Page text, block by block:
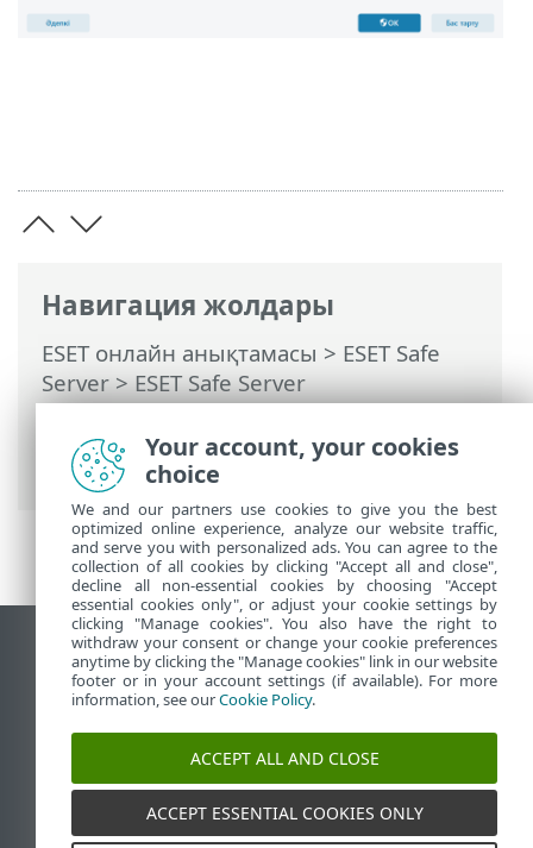
Навигация жолдары
ESET онлайн анықтамасы > ESET Safe
Server>ESET Safe Server
бағдарламасымен жұмыс істеу>
Кеңейтілген орнату>Пайдаланушы
интерфейсі> Кіру параметрлері
Жұмыс үстеліндегі сайтты қарау
End of Life
ESET білім қоры
ESET форумы
ESET Status Portal
Аймақтық қолдау
Your account, your cookies
choice
We and our partners use cookies to give you the best
optimized online experience, analyze our website traffic,
and serve you with personalized ads. You can agree to the
collection of all cookies by clicking "Accept all and close",
decline all non-essential cookies by choosing "Accept
essential cookies only", or adjust your cookie settings by
clicking "Manage cookies". You also have the right to
withdraw your consent or change your cookie preferences
anytime by clicking the "Manage cookies" link in our website
footer or in your account settings (if available). For more
information, see ourCookie Policy.
ACCEPT ALL AND CLOSE
ACCEPT ESSENTIAL COOKIES ONLY